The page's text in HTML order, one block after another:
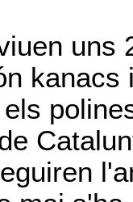
uns